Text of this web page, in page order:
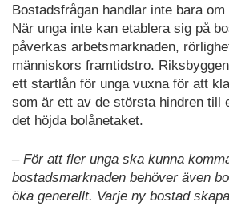
Bostadsfrågan handlar inte bara
När unga inte kan etablera sig på
påverkas arbetsmarknaden,
människors framtidstro.
ett startlån för unga vuxna för att
som är ett av de största hindren till
det höjda bolånetaket.
– För att fler unga ska kunna
bostadsmarknaden behöver även
öka generellt. Varje ny bostad